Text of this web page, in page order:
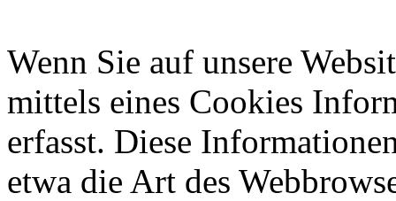
Wenn Sie auf unsere
mittels eines Cookies
erfasst. Diese
etwa die Art des